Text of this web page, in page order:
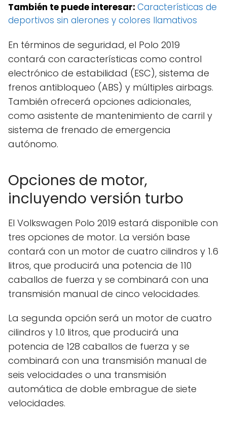
También te puede interesar: Características de
deportivos sin alerones y colores llamativos
En términos de seguridad, el Polo 2019
contará con características como control
electrónico de estabilidad (ESC), sistema de
frenos antibloqueo (ABS) y múltiples airbags.
También ofrecerá opciones adicionales,
como asistente de mantenimiento de carril y
sistema de frenado de emergencia
autónomo.
Opciones de motor,
incluyendo versión turbo
El Volkswagen Polo 2019 estará disponible con
tres opciones de motor. La versión base
contará con un motor de cuatro cilindros y 1.6
litros, que producirá una potencia de 110
caballos de fuerza y se combinará con una
transmisión manual de cinco velocidades.
La segunda opción será un motor de cuatro
cilindros y 1.0 litros, que producirá una
potencia de 128 caballos de fuerza y se
combinará con una transmisión manual de
seis velocidades o una transmisión
automática de doble embrague de siete
velocidades.